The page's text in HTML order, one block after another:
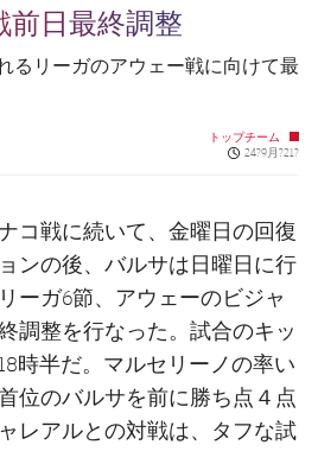
日最終調整
るリーガのアウェー戦に向けて最
トップチーム
Published
24?9月?21?
コ戦に続いて、金曜日の回復
ンの後、バルサは日曜日に行
ーガ6節、アウェーのビジャ
調整を行なった。試合のキッ
時半だ。マルセリーノの率い
位のバルサを前に勝ち点４点
レアルとの対戦は、タフな試